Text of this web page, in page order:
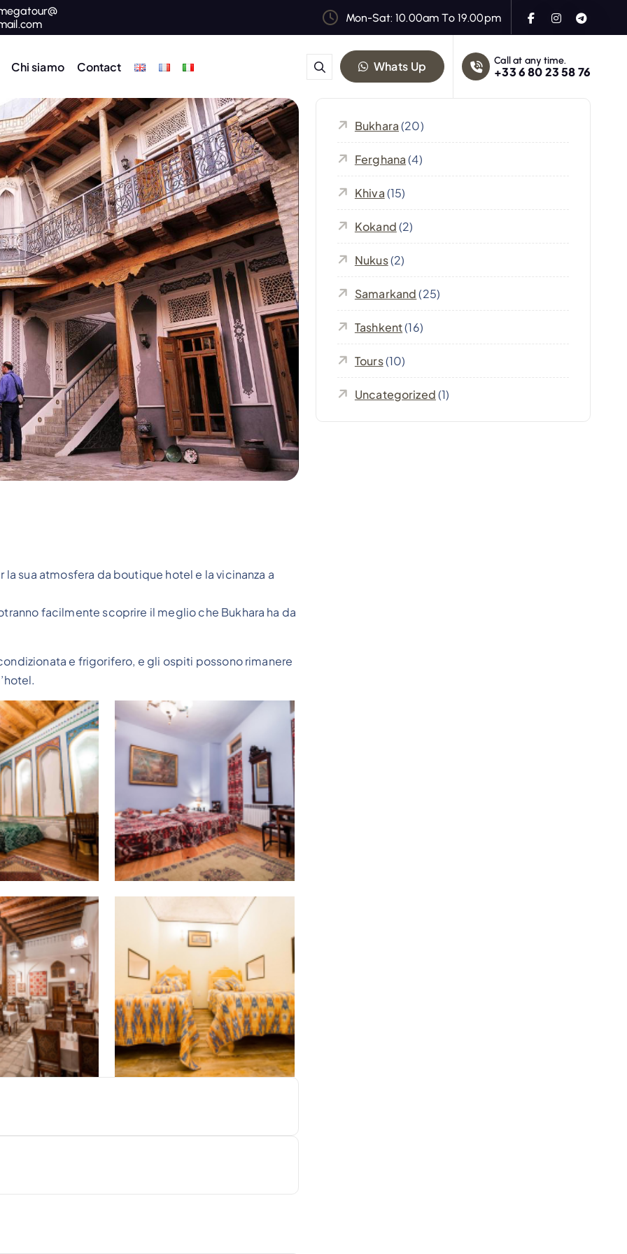
Mon-Sat: 10.00am To 19.00pm
Chi siamo Contact Whats Up Call at any time.
+33 6 80 23 58 76
la sua atmosfera da boutique hotel e la vicinanza a
facilmente scoprire il meglio che Bukhara ha da
e frigorifero, e gli ospiti possono rimanere
Bukhara(20)
Ferghana(4)
Khiva(15)
Kokand(2)
Nukus(2)
Samarkand(25)
Tashkent(16)
Tours(10)
Uncategorized(1)